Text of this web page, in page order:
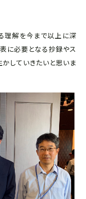
理解を今まで以上に深
に必要となる抄録やス
していきたいと思いま